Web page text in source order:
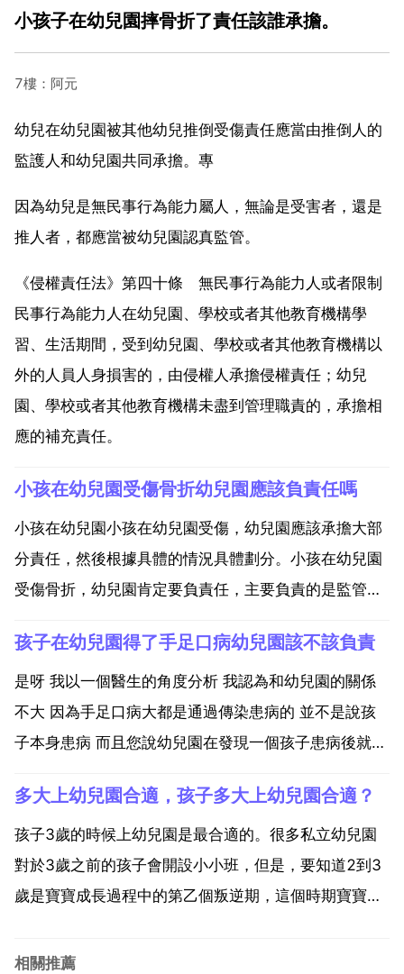
小孩子在幼兒園摔骨折了責任該誰承擔。
7樓：阿元
幼兒在幼兒園被其他幼兒推倒受傷責任應當由推倒人的
監護人和幼兒園共同承擔。專
因為幼兒是無民事行為能力屬人，無論是受害者，還是
推人者，都應當被幼兒園認真監管。
《侵權責任法》第四十條 無民事行為能力人或者限制
民事行為能力人在幼兒園、學校或者其他教育機構學
習、生活期間，受到幼兒園、學校或者其他教育機構以
外的人員人身損害的，由侵權人承擔侵權責任；幼兒
園、學校或者其他教育機構未盡到管理職責的，承擔相
應的補充責任。
小孩在幼兒園受傷骨折幼兒園應該負責任嗎
小孩在幼兒園小孩在幼兒園受傷，幼兒園應該承擔大部
分責任，然後根據具體的情況具體劃分。小孩在幼兒園
受傷骨折，幼兒園肯定要負責任，主要負責的是監管不
這是在幼兒園受傷了，不管什麼原因，孩子小幼兒園有
責任，這個要看是什麼原因造成的，幼兒園有過錯的要
承擔責任 小...
孩子在幼兒園得了手足口病幼兒園該不該負責
是呀 我以一個醫生的角度分析 我認為和幼兒園的關係
不大 因為手足口病大都是通過傳染患病的 並不是說孩
子本身患病 而且您說幼兒園在發現一個孩子患病後就關
瞞患兒數量 在患兒達到一定數量後才應向教育部門申請
停課 所以幼兒園能在第一情況發生後第一時間關閉已
經...
多大上幼兒園合適，孩子多大上幼兒園合適？
孩子3歲的時候上幼兒園是最合適的。很多私立幼兒園
對於3歲之前的孩子會開設小小班，但是，要知道2到3
歲是寶寶成長過程中的第乙個叛逆期，這個時期寶寶彷
的時候不吃飯的情形幾乎每家都有。而且我們知道3歲
相關推薦